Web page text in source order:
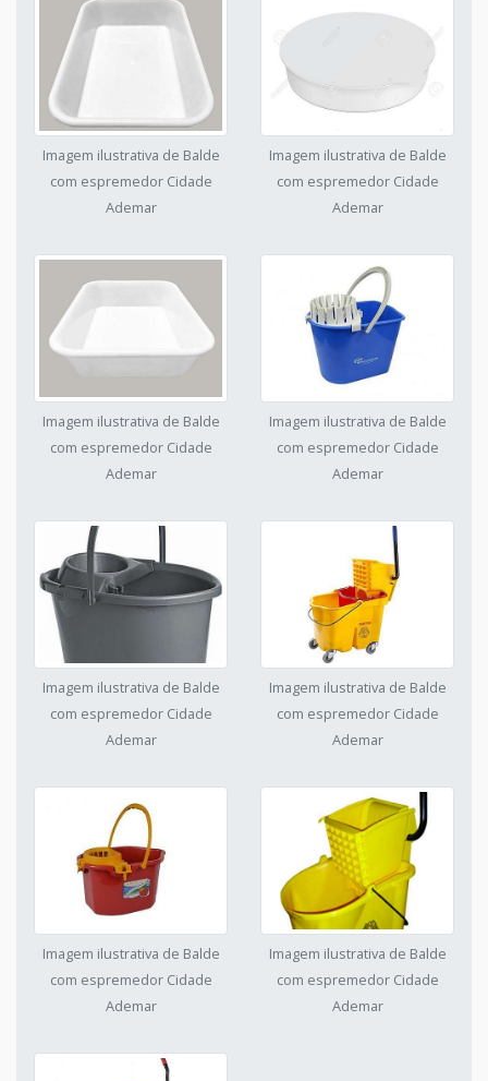
Imagem ilustrativa de Balde
com espremedor Cidade
Ademar
Imagem ilustrativa de Balde
com espremedor Cidade
Ademar
Imagem ilustrativa de Balde
com espremedor Cidade
Ademar
Imagem ilustrativa de Balde
com espremedor Cidade
Ademar
Imagem ilustrativa de Balde
com espremedor Cidade
Ademar
Imagem ilustrativa de Balde
com espremedor Cidade
Ademar
Imagem ilustrativa de Balde
com espremedor Cidade
Ademar
Imagem ilustrativa de Balde
com espremedor Cidade
Ademar